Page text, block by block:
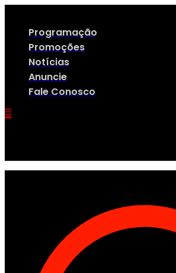
Programação
Promoções
Notícias
Anuncie
Fale Conosco